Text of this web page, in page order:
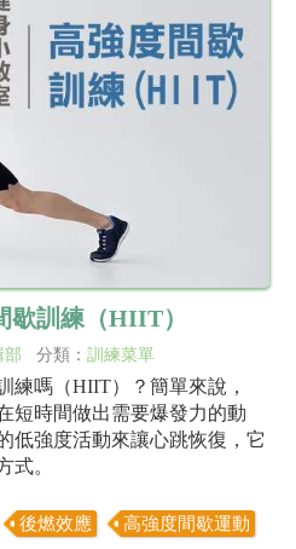
歇訓練（HIIT）
部 分類： 訓練菜單
練嗎（HIIT）？簡單來說，
短時間做出需要爆發力的動
低強度活動來讓心跳恢復，它
式。
後燃效應 高強度間歇運動